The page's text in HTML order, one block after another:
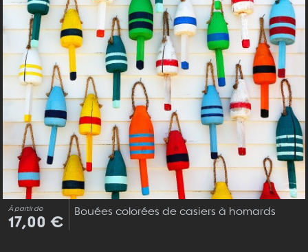
À partir de
17,00 €
Bouées colorées de casiers à homards